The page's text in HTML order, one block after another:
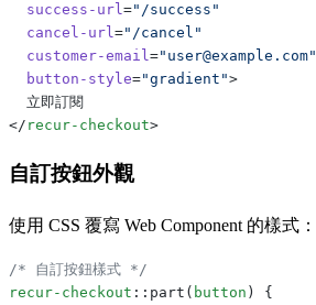
  success-url
="/success"
  cancel-url
="/cancel"
  customer-email
="user@example.com"
  button-style
="gradient">
  立即訂閱
</ recur-checkout>
自訂按鈕外觀
使用 CSS 覆寫 Web Component 的樣式：
/* 自訂按鈕樣式 */
recur-checkout ::part( button ) {